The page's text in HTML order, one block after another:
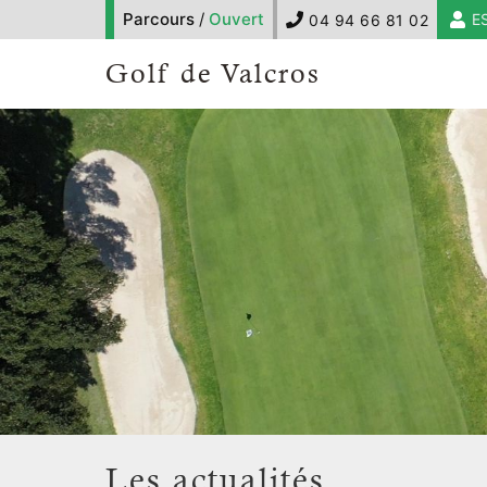
Parcours / Ouvert 04 94 66 81 02
Golf de Valcros